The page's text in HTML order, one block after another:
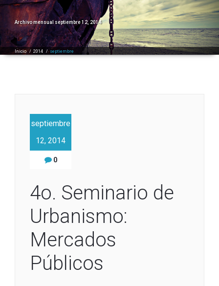
Archivo mensual septiembre 12, 2014
Inicio / 2014 / septiembre
septiembre
12, 2014
0
4o. Seminario de
Urbanismo:
Mercados
Públicos